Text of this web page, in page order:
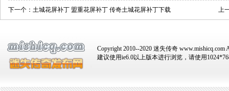
下一个： 土城花屏补丁 盟重花屏补丁 传奇土城花屏补丁下载 上
Copyright 2010--2020 迷失传奇 www.mishicq.com
建议使用ie6.0以上版本进行浏览，请使用